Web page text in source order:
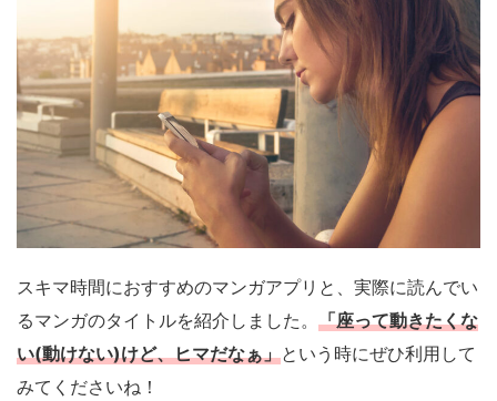
スキマ時間におすすめのマンガアプリと、実際に読んでい
るマンガのタイトルを紹介しました。 「座って動きたくな
い(動けない)けど、ヒマだなぁ」という時にぜひ利用して
みてくださいね！